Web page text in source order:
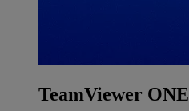
TeamViewer ONE